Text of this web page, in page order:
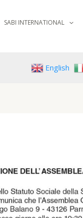
SABI INTERNATIONAL
English